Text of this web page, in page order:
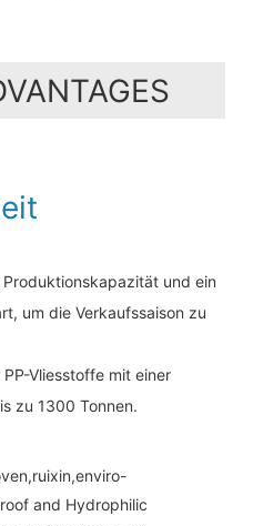
und ein
um die Verkaufssaison zu
Vliesstoffe mit einer
zu 1300 Tonnen.